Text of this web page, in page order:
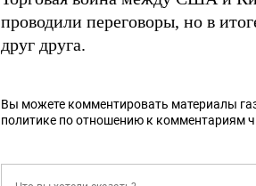
проводили переговоры, но в
друг друга.
Вы можете комментировать материалы
политике по отношению к комментариям